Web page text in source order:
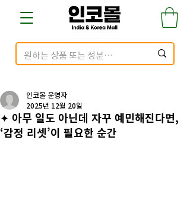
✦ 아무 일도 아닌데 자꾸 예민해진다면,
‘감정 리셋’이 필요한 순간
인코몰 운영자
2025년 12월 20일